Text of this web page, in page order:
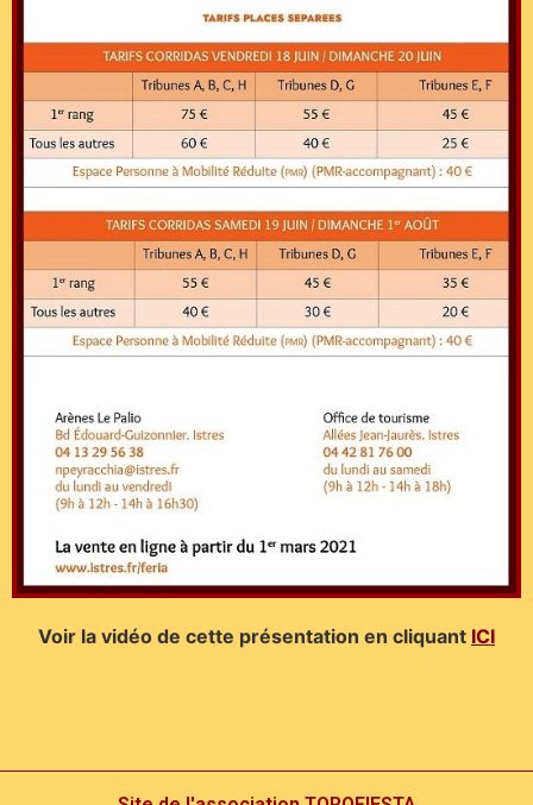
Voir la vidéo de cette présentation en cliquant ICI